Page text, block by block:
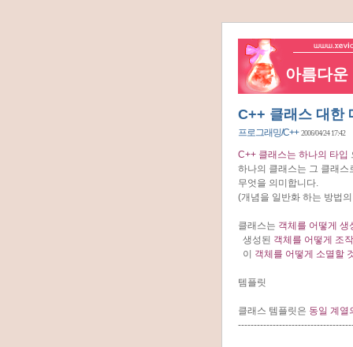
아름다
C++ 클래스 대한
프로그래밍/C++ 2006/04/24 17:42
C++ 클래스는 하나의 타입
하나의 클래스는 그 클래스
무엇을 의미합니다.
(개념을 일반화 하는 방법
클래스는 객체를 어떻게 생
생성된 객체를 어떻게 조
이 객체를 어떻게 소멸할
템플릿
클래스 템플릿은 동일 계열